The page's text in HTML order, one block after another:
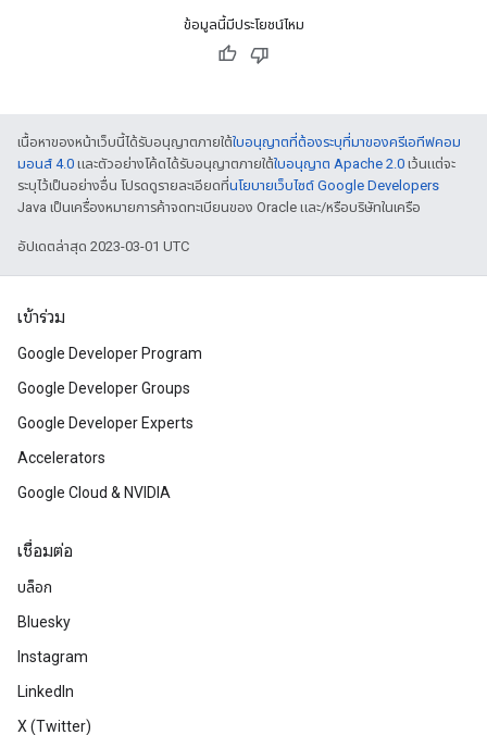
ข้อมูลนี้มีประโยชน์ไหม
เนื้อหาของหน้าเว็บนี้ได้รับอนุญาตภายใต้ใบอนุญาตที่ต้องระบุที่มาของครีเอทีฟคอม
มอนส์ 4.0 และตัวอย่างโค้ดได้รับอนุญาตภายใต้ใบอนุญาต Apache 2.0 เว้นแต่จะ
ระบุไว้เป็นอย่างอื่น โปรดดูรายละเอียดที่นโยบายเว็บไซต์ Google Developers
Java เป็นเครื่องหมายการค้าจดทะเบียนของ Oracle และ/หรือบริษัทในเครือ
อัปเดตล่าสุด 2023-03-01 UTC
เข้าร่วม
Google Developer Program
Google Developer Groups
Google Developer Experts
Accelerators
Google Cloud & NVIDIA
เชื่อมต่อ
บล็อก
Bluesky
Instagram
LinkedIn
X (Twitter)